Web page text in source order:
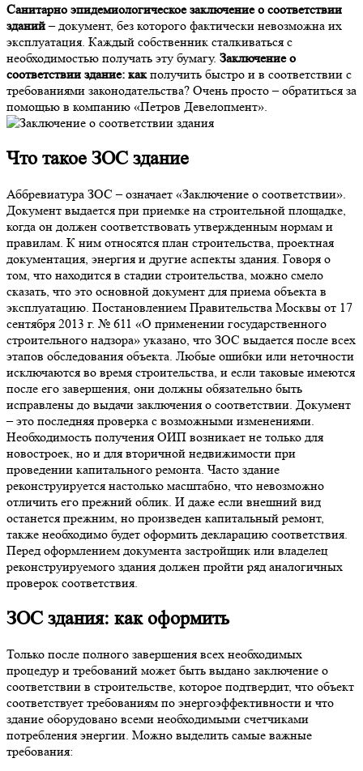
Санитарно эпидемиологическое заключение о соответствии
зданий– документ, без которого фактически невозможна их
эксплуатация. Каждый собственник сталкиваться с
необходимостью получать эту бумагу. Заключение о
соответствии здание: какполучить быстро и в соответствии с
требованиями законодательства? Очень просто – обратиться за
помощью в компанию «Петров Девелопмент».
Что такое ЗОС здание
Аббревиатура ЗОС – означает «Заключение о соответствии».
Документ выдается при приемке на строительной площадке,
когда он должен соответствовать утвержденным нормам и
правилам. К ним относятся план строительства, проектная
документация, энергия и другие аспекты здания. Говоря о
том, что находится в стадии строительства, можно смело
сказать, что это основной документ для приема объекта в
эксплуатацию. Постановлением Правительства Москвы от 17
сентября 2013 г. № 611 «О применении государственного
строительного надзора» указано, что ЗОС выдается после всех
этапов обследования объекта. Любые ошибки или неточности
исключаются во время строительства, и если таковые имеются
после его завершения, они должны обязательно быть
исправлены до выдачи заключения о соответствии. Документ
– это последняя проверка с возможными изменениями.
Необходимость получения ОИП возникает не только для
новостроек, но и для вторичной недвижимости при
проведении капитального ремонта. Часто здание
реконструируется настолько масштабно, что невозможно
отличить его прежний облик. И даже если внешний вид
останется прежним, но произведен капитальный ремонт,
также необходимо будет оформить декларацию соответствия.
Перед оформлением документа застройщик или владелец
реконструируемого здания должен пройти ряд аналогичных
проверок соответствия.
ЗОС здания: какоформить
Только после полного завершения всех необходимых
процедур и требований может быть выдано заключение о
соответствии в строительстве, которое подтвердит, что объект
соответствует требованиям по энергоэффективности и что
здание оборудовано всеми необходимыми счетчиками
потребления энергии. Можно выделить самые важные
требования: